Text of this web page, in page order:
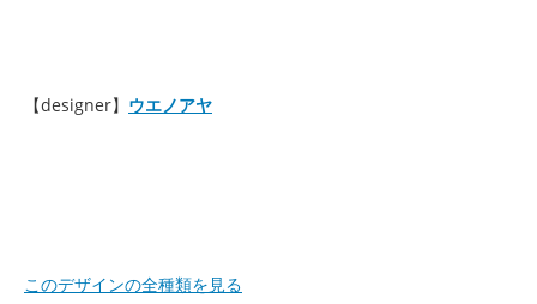
【designer】 ウエノアヤ
このデザインの全種類を見る